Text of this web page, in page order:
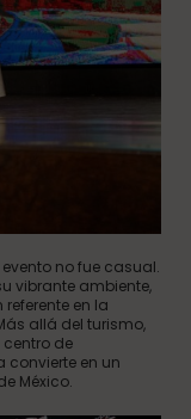
no fue casual.
vibrante ambiente,
en la
allá del turismo,
de
convierte en un
México.